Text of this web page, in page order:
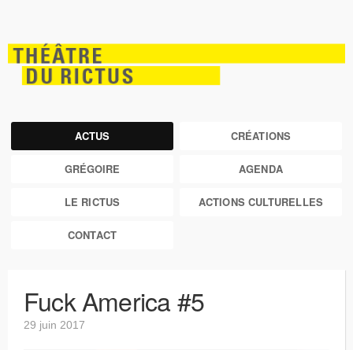
ACTUS CRÉATIONS
GRÉGOIRE AGENDA
LE RICTUS ACTIONS CULTURELLES
CONTACT
Fuck America #5
29 juin 2017